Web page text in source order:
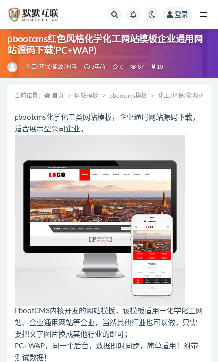
登录
pbootcms红色风格化学化工网站模板企业通用网
站源码下载(PC+WAP)
化工/环保/能源/材料 3年前 0 87 10
当前位置： 首页 网站模板 pbootcms模板 化工/环保/能源/材料
pbootcms化学化工类网站模板，企业通用网站源码下载，
适合展示型公司企业。
PbootCMS内核开发的网站模板，该模板适用于化学化工网
站、企业通用网站等企业，当然其他行业也可以做，只需
要把文字图片换成其他行业的即可；
PC+WAP，同一个后台，数据即时同步，简单适用！附带
测试数据！